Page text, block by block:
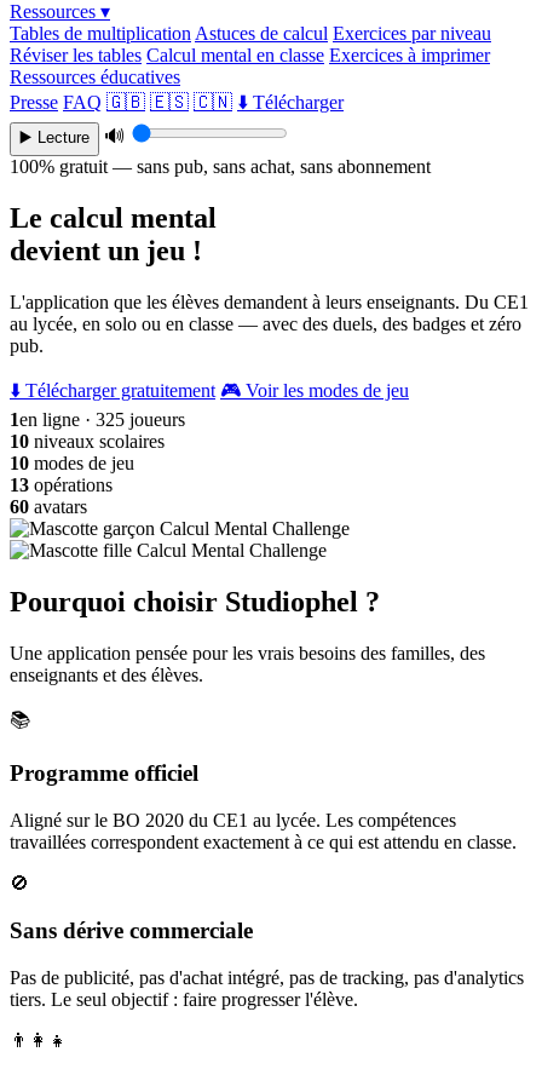
Ressources ▾
Tables de multiplication Astuces de calcul Exercices par niveau
Réviser les tables Calcul mental en classe Exercices à imprimer
Ressources éducatives
Presse FAQ 🇬🇧 🇪🇸 🇨🇳 ⬇️ Télécharger
▶️ Lecture
🔊
100% gratuit — sans pub, sans achat, sans abonnement
Le calcul mental
devient un jeu !
L'application que les élèves demandent à leurs enseignants. Du CE1
au lycée, en solo ou en classe — avec des duels, des badges et zéro
pub.
⬇️ Télécharger gratuitement 🎮 Voir les modes de jeu
1en ligne · 325 joueurs
10 niveaux scolaires
10 modes de jeu
13 opérations
60 avatars
Pourquoi choisir Studiophel ?
Une application pensée pour les vrais besoins des familles, des
enseignants et des élèves.
📚
Programme officiel
Aligné sur le BO 2020 du CE1 au lycée. Les compétences
travaillées correspondent exactement à ce qui est attendu en classe.
🚫
Sans dérive commerciale
Pas de publicité, pas d'achat intégré, pas de tracking, pas d'analytics
tiers. Le seul objectif : faire progresser l'élève.
👨‍👩‍👧